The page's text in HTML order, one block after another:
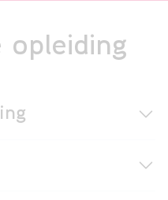
opleiding